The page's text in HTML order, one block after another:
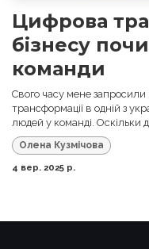
Цифрова
бізнесу
команди
Свого часу мене запросили
трансформації в одній з
людей у команді. Оскільки
Олена Кузмічова
4 вер. 2025 р.